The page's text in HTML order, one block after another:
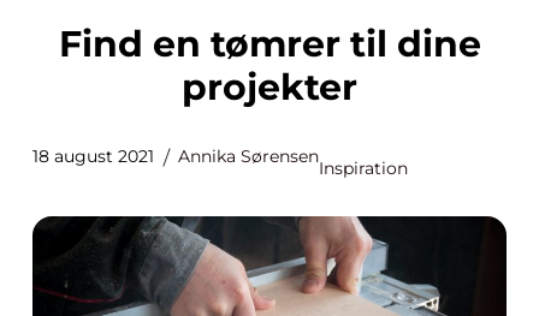
Find en tømrer til dine
projekter
18 august 2021 Annika Sørensen
Inspiration